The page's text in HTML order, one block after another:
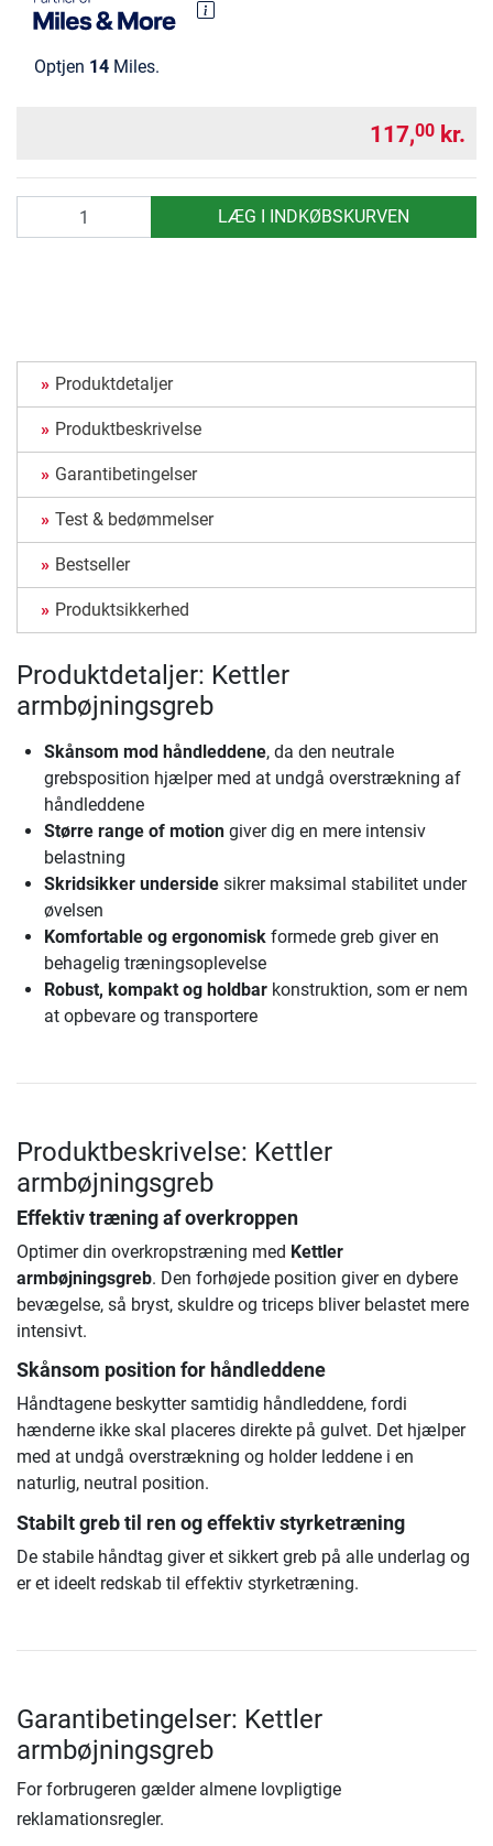
Optjen 14 Miles.
117,00 kr.
LÆG I INDKØBSKURVEN
Produktdetaljer
Produktbeskrivelse
Garantibetingelser
Test & bedømmelser
Bestseller
Produktsikkerhed
Produktdetaljer: Kettler
armbøjningsgreb
Skånsom mod håndleddene, da den neutrale
grebsposition hjælper med at undgå overstrækning af
håndleddene
Større range of motion giver dig en mere intensiv
belastning
Skridsikker underside sikrer maksimal stabilitet under
øvelsen
Komfortable og ergonomisk formede greb giver en
behagelig træningsoplevelse
Robust, kompakt og holdbar konstruktion, som er nem
at opbevare og transportere
Produktbeskrivelse: Kettler
armbøjningsgreb
Effektiv træning af overkroppen
Optimer din overkropstræning med Kettler
armbøjningsgreb. Den forhøjede position giver en dybere
bevægelse, så bryst, skuldre og triceps bliver belastet mere
intensivt.
Skånsom position for håndleddene
Håndtagene beskytter samtidig håndleddene, fordi
hænderne ikke skal placeres direkte på gulvet. Det hjælper
med at undgå overstrækning og holder leddene i en
naturlig, neutral position.
Stabilt greb til ren og effektiv styrketræning
De stabile håndtag giver et sikkert greb på alle underlag og
er et ideelt redskab til effektiv styrketræning.
Garantibetingelser: Kettler
armbøjningsgreb
For forbrugeren gælder almene lovpligtige
reklamationsregler.